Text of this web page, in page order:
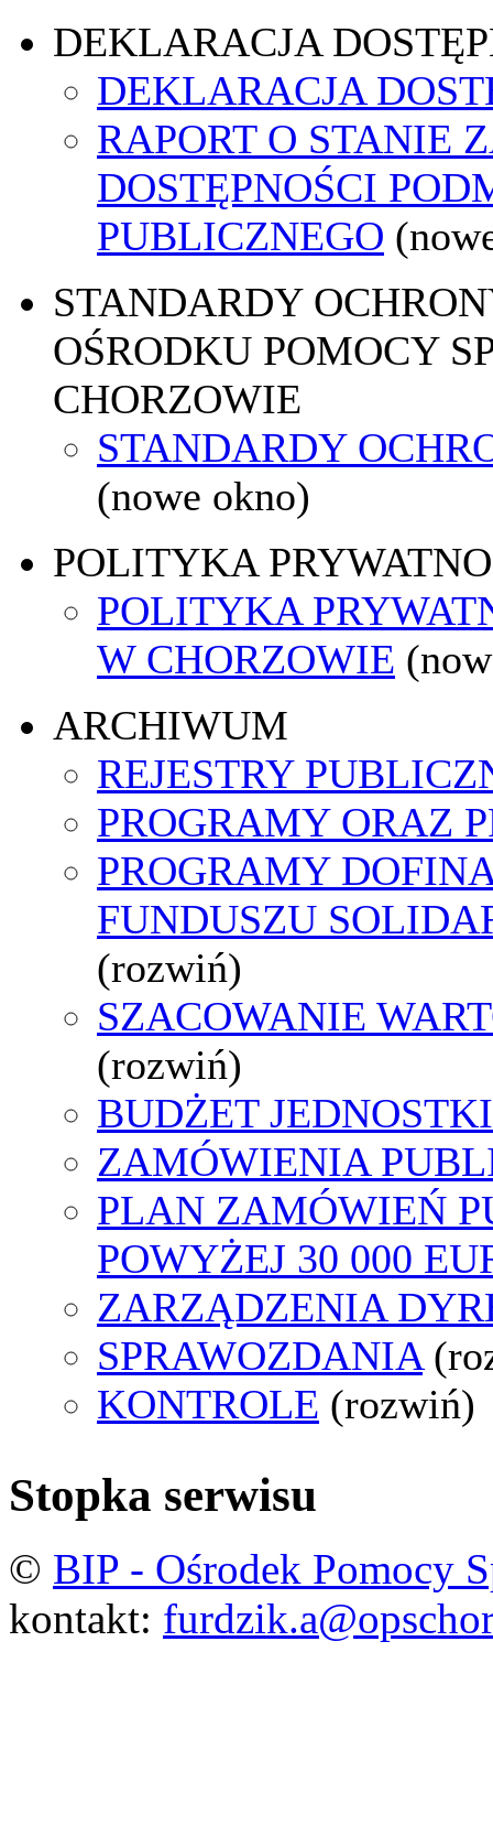
DEKLARACJA
DEKLARACJA
RAPORT O STANIE
DOSTĘPNOŚCI
PUBLICZNEGO
STANDARDY
OŚRODKU POMOCY
CHORZOWIE
STANDARDY
(nowe okno)
POLITYKA
POLITYKA
W CHORZOWIE
ARCHIWUM
REJESTRY
PROGRAMY ORAZ
PROGRAMY
FUNDUSZU
(rozwiń)
SZACOWANIE
(rozwiń)
BUDŻET JEDNOSTKI
ZAMÓWIENIA
PLAN ZAMÓWIEŃ
POWYŻEJ 30 000
ZARZĄDZENIA
SPRAWOZDANIA
KONTROLE (rozwiń)
Stopka serwisu
© BIP - Ośrodek Pomocy
kontakt: